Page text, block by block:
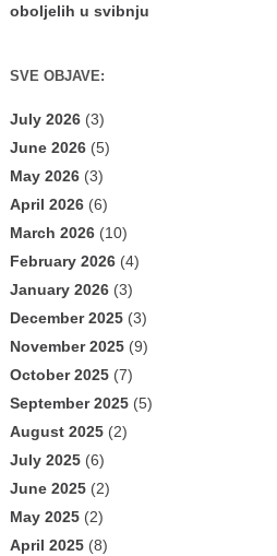
oboljelih u svibnju
SVE OBJAVE:
July 2026 (3)
June 2026 (5)
May 2026 (3)
April 2026 (6)
March 2026 (10)
February 2026 (4)
January 2026 (3)
December 2025 (3)
November 2025 (9)
October 2025 (7)
September 2025 (5)
August 2025 (2)
July 2025 (6)
June 2025 (2)
May 2025 (2)
April 2025 (8)